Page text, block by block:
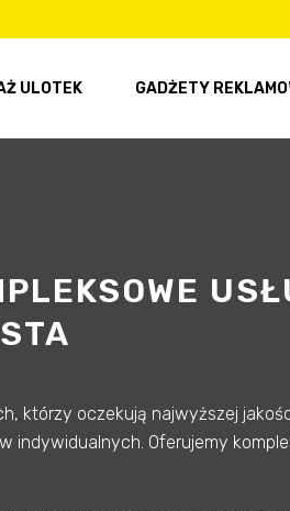
ULOTEK GADŻETY
którzy oczekują najwyższej
indywidualnych. Oferujemy